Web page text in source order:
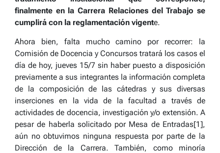
finalmente en la Carrera Relaciones del Trabajo se
cumplirá con la reglamentación vigente.
Ahora bien, falta mucho camino por recorrer: la
Comisión de Docencia y Concursos tratará los casos el
día de hoy, jueves 15/7 sin haber puesto a disposición
previamente a sus integrantes la información completa
de la composición de las cátedras y sus diversas
inserciones en la vida de la facultad a través de
actividades de docencia, investigación y/o extensión. A
pesar de haberla solicitado por Mesa de Entradas[1],
aún no obtuvimos ninguna respuesta por parte de la
Dirección de la Carrera. También, como minoría